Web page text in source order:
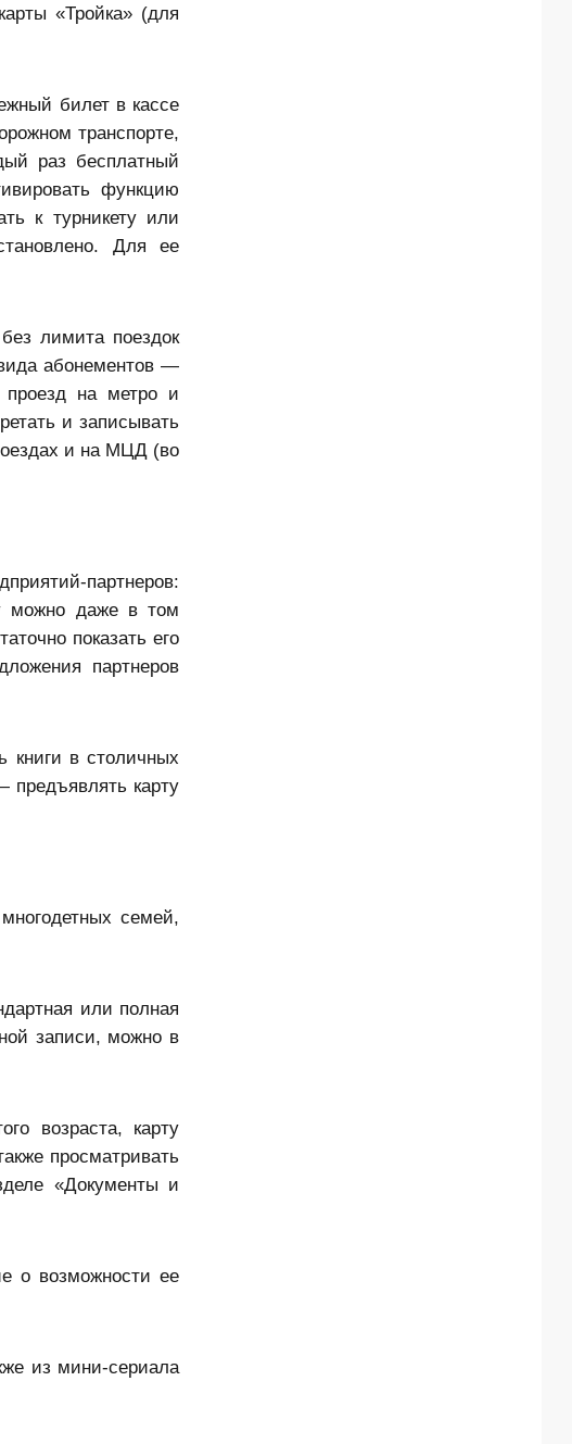
«Тройка» (для
билет в кассе
транспорте,
раз бесплатный
функцию
к турникету или
Для ее
лимита поездок
абонементов —
проезд на метро и
и записывать
и на МЦД (во
партнеров:
можно даже в том
показать его
партнеров
книги в столичных
предъявлять карту
семей,
или полная
записи, можно в
возраста, карту
просматривать
«Документы и
о возможности ее
из мини-сериала